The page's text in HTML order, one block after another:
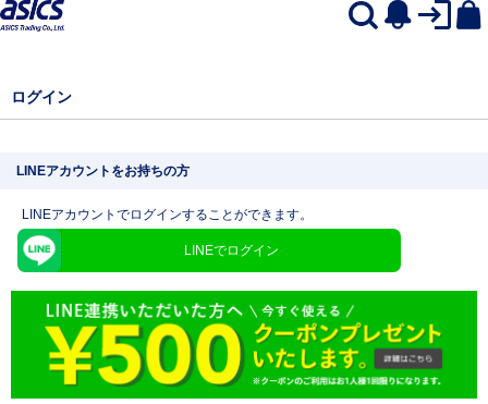
ログイン
LINEアカウントをお持ちの方
LINEアカウントでログインすることができます。
LINEでログイン